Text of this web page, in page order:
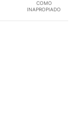
COMO
INAPROPIADO